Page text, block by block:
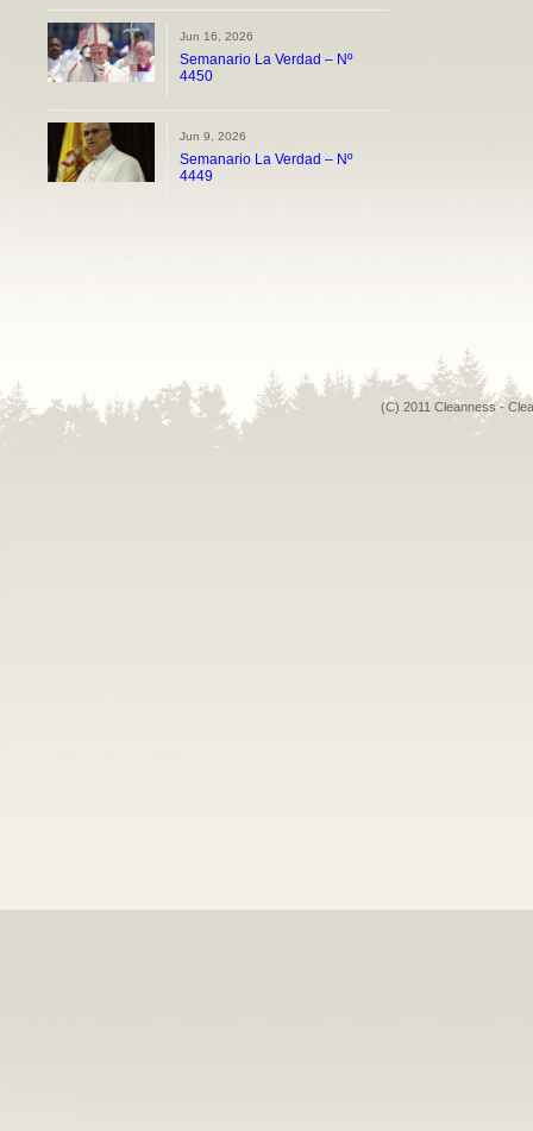
Jun 16, 2026
Semanario La Verdad – Nº
4450
Jun 9, 2026
Semanario La Verdad – Nº
4449
(C) 2011 Cleanness -